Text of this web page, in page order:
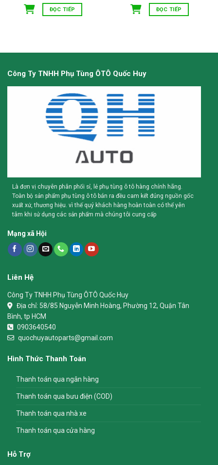
ĐỌC TIẾP ĐỌC TIẾP
Công Ty TNHH Phụ Tùng ÔTÔ Quốc Huy
Là đơn vị chuyên phân phối sỉ, lẻ phụ tùng ô tô hàng chính hãng.
Toàn bộ sản phẩm phụ tùng ô tô bán ra đều cam kết đúng nguồn gốc
xuất xứ, thương hiệu. vì thế quý khách hàng hoàn toàn có thể yên
tâm khi sử dụng các sản phẩm mà chúng tôi cung cấp
Mạng xã Hội
Liên Hệ
Công Ty TNHH Phụ Tùng ÔTÔ Quốc Huy
Địa chỉ: 58/85 Nguyễn Minh Hoàng, Phường 12, Quận Tân
Bình, tp HCM
0903640540
quochuyautoparts@gmail.com
Hình Thức Thanh Toán
Thanh toán qua ngân hàng
Thanh toán qua bưu điện (COD)
Thanh toán qua nhà xe
Thanh toán qua cửa hàng
Hỗ Trợ